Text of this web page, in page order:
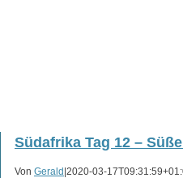
Südafrika Tag 12 –
Von Gerald 2020-03-